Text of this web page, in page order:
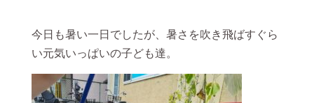
今日も暑い一日でしたが、暑さを吹き飛ばすぐら
い元気いっぱいの子ども達。